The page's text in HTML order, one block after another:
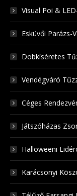
Visual Poi &
Esküvői Parázs-
Dobkíséretes
Vendégváró
Céges
Játszóházas
Halloweeni
Karácsonyi